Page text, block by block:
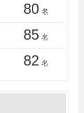
80 名
85 名
82 名